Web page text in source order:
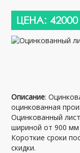
ЦЕНА: 42000
Описание:
оцинкованная
Оцинкованный
шириной от 900 мм
Короткие сроки
скидки.